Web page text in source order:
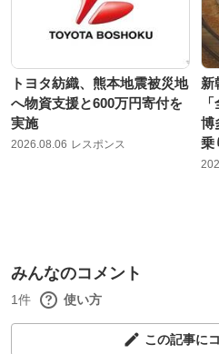
トヨタ紡織、熊本地震被災地
へ物資支援と600万円寄付を
実施
2026.08.06 レスポンス
新
博
乗
みんなのコメント
1件 使い方
この記事に